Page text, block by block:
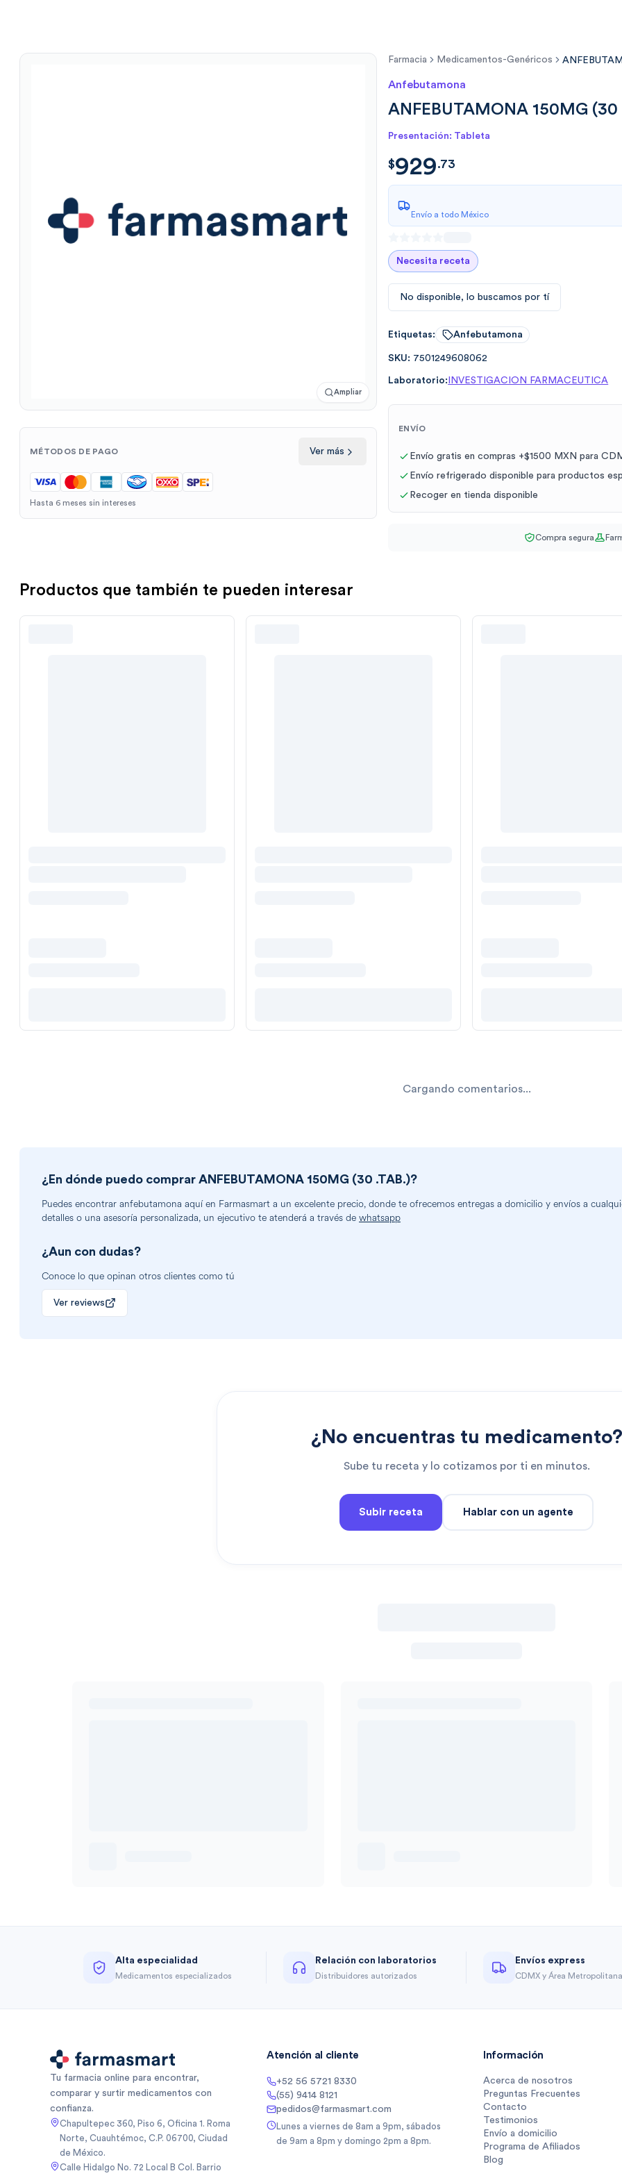
Ampliar
MÉTODOS DE PAGO Ver más
Hasta 6 meses sin intereses
Farmacia Medicamentos-Genéricos
Anfebutamona
ANFEBUTAMONA 150MG (30
Presentación: Tableta
$929.73
$929.73
Envío a todo México
Necesita receta
No disponible, lo buscamos por tí
Etiquetas: Anfebutamona
SKU: 7501249608062
Laboratorio: INVESTIGACION FARMACEUTICA
ENVÍO
Envío gratis en compras +$1500 MXN para
Envío refrigerado disponible para productos
Recoger en tienda disponible
Compra segura
Productos que también te pueden interesar
Cargando comentarios...
¿En dónde puedo comprar ANFEBUTAMONA 150MG (30 .TAB.)?
Puedes encontrar anfebutamona aquí en Farmasmart a un excelente precio, donde te ofrecemos entregas a domicilio y envíos a
detalles o una asesoría personalizada, un ejecutivo te atenderá a través de whatsapp
¿Aun con dudas?
Conoce lo que opinan otros clientes como tú
Ver reviews
¿No encuentras tu medicamento?
Sube tu receta y lo cotizamos por ti en minutos.
Subir receta Hablar con un agente
Alta especialidad
Medicamentos especializados
Relación con laboratorios
Distribuidores autorizados
Envíos express
CDMX y Área Metropolitana
Tu farmacia online para encontrar,
comparar y surtir medicamentos con
confianza.
Chapultepec 360, Piso 6, Oficina 1. Roma
Norte, Cuauhtémoc, C.P. 06700, Ciudad
de México.
Calle Hidalgo No. 72 Local B Col. Barrio
Atención al cliente
+52 56 5721 8330
(55) 9414 8121
pedidos@farmasmart.com
Lunes a viernes de 8am a 9pm, sábados
de 9am a 8pm y domingo 2pm a 8pm.
Información
Acerca de nosotros
Preguntas Frecuentes
Contacto
Testimonios
Envío a domicilio
Programa de Afiliados
Blog